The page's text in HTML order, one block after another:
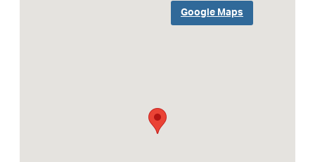
Google Maps